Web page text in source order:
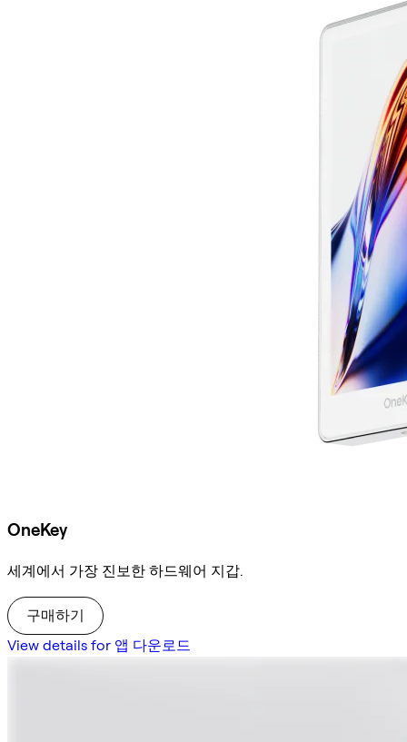
OneKey
세계에서 가장 진보한 하드웨어 지갑.
구매하기
View details for 앱 다운로드